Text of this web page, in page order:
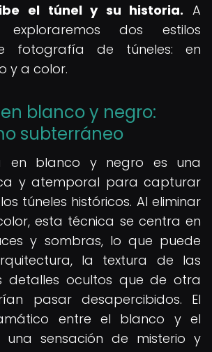
el túnel y su historia. A
exploraremos dos estilos
fotografía de túneles: en
y a color.
blanco y negro:
subterráneo
en blanco y negro es una
y atemporal para capturar
túneles históricos. Al eliminar
esta técnica se centra en
y sombras, lo que puede
la textura de las
detalles ocultos que de otra
pasar desapercibidos. El
entre el blanco y el
sensación de misterio y